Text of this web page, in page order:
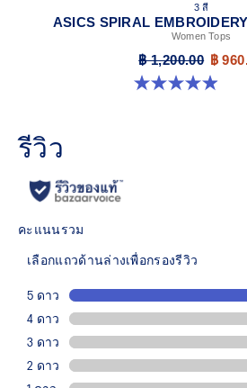
3 สี
ASICS SPIRAL
Women Tops
฿ 1,200.00 ฿
4.9 จาก 5 ดาว 138 รีวิว